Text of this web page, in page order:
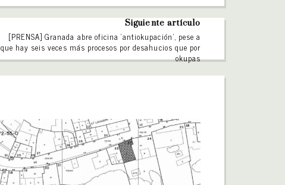
Siguiente artículo
[PRENSA] Granada abre oficina ‘antiokupación’, pese a
que hay seis veces más procesos por desahucios que por
okupas